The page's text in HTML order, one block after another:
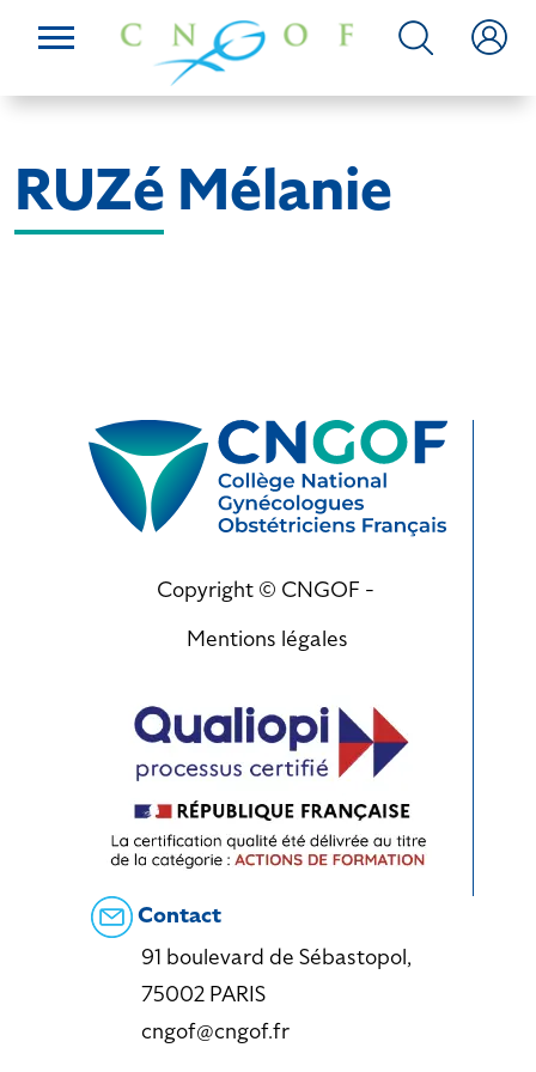
RUZé Mélanie
Copyright © CNGOF -
Mentions légales
Contact
91 boulevard de Sébastopol,
75002 PARIS
cngof@cngof.fr